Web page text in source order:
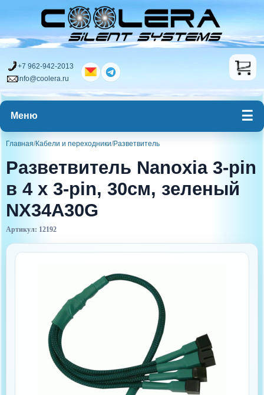
+7 962-942-2013
info@coolera.ru
Меню
Главная/Кабели и переходники/Разветвитель
Разветвитель Nanoxia 3-pin
в 4 х 3-pin, 30см, зеленый
NX34A30G
Артикул: 12192